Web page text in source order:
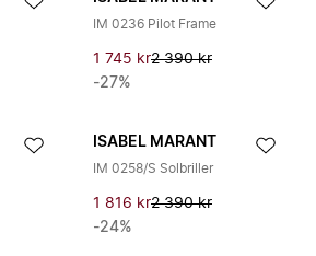
IM 0236 Pilot Frame
1 745 kr2 390 kr
-27%
ISABEL MARANT
IM 0258/S Solbriller
1 816 kr2 390 kr
-24%